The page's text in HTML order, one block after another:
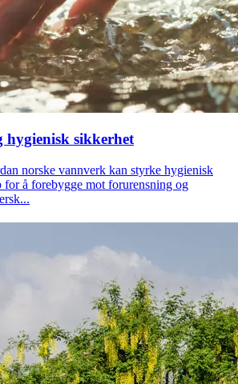
hygienisk sikkerhet
norske vannverk kan styrke hygienisk
for å forebygge mot forurensning og